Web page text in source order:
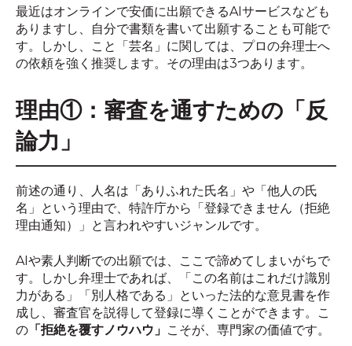
最近はオンラインで安価に出願できるAIサービスなども
ありますし、自分で書類を書いて出願することも可能で
す。しかし、こと「芸名」に関しては、プロの弁理士へ
の依頼を強く推奨します。その理由は3つあります。
理由①：審査を通すための「反
論力」
前述の通り、人名は「ありふれた氏名」や「他人の氏
名」という理由で、特許庁から「登録できません（拒絶
理由通知）」と言われやすいジャンルです。
AIや素人判断での出願では、ここで諦めてしまいがちで
す。しかし弁理士であれば、「この名前はこれだけ識別
力がある」「別人格である」といった法的な意見書を作
成し、審査官を説得して登録に導くことができます。こ
の 「拒絶を覆すノウハウ」 こそが、専門家の価値です。